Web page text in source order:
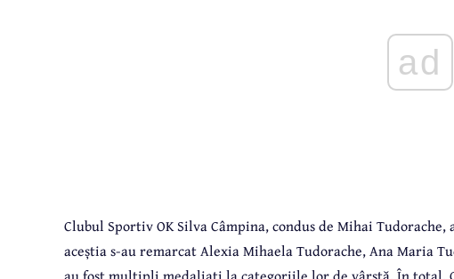
ad
Clubul Sportiv OK Silva Câmpina, condus de Mihai
aceștia s-au remarcat Alexia Mihaela Tudorache, Ana Maria